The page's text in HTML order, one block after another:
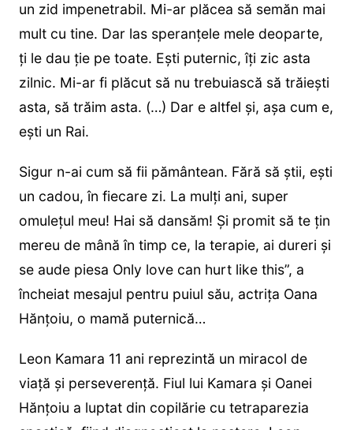
un zid impenetrabil. Mi-ar plăcea să semăn mai
mult cu tine. Dar las speranțele mele deoparte,
ți le dau ție pe toate. Ești puternic, îți zic asta
zilnic. Mi-ar fi plăcut să nu trebuiască să trăiești
asta, să trăim asta. (…) Dar e altfel și, așa cum e,
ești un Rai.
Sigur n-ai cum să fii pământean. Fără să știi, ești
un cadou, în fiecare zi. La mulți ani, super
omulețul meu! Hai să dansăm! Și promit să te țin
mereu de mână în timp ce, la terapie, ai dureri și
se aude piesa Only love can hurt like this”, a
încheiat mesajul pentru puiul său, actrița Oana
Hănțoiu, o mamă puternică…
Leon Kamara 11 ani reprezintă un miracol de
viață și perseverență. Fiul lui Kamara și Oanei
Hănțoiu a luptat din copilărie cu tetraparezia